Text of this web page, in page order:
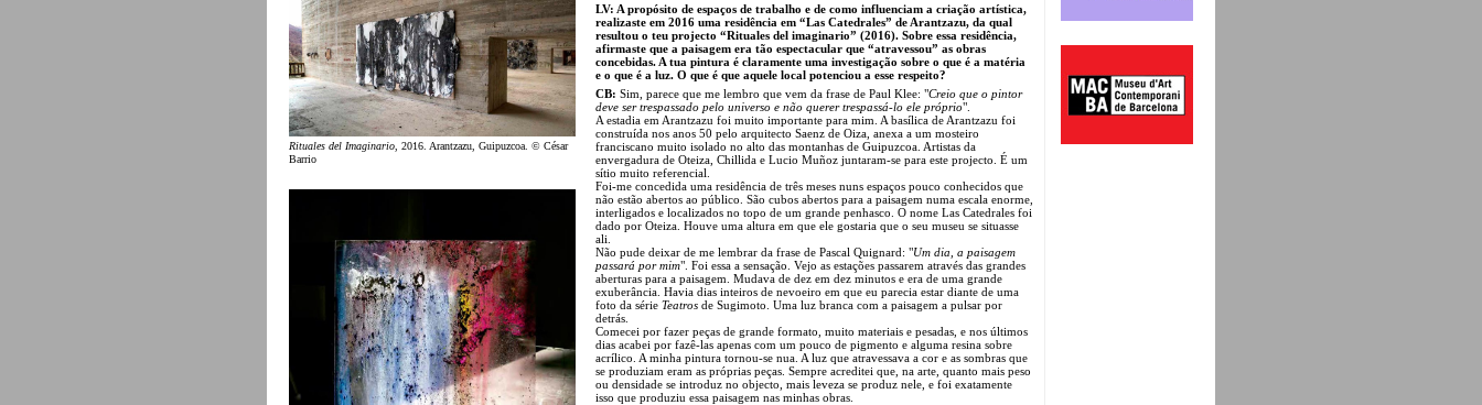
Rituales del Imaginario , 2016. Arantzazu, Guipuzcoa. © César
Barrio
LV: A propósito de espaços de trabalho e de como influenciam a criação artística,
realizaste em 2016 uma residência em “Las Catedrales” de Arantzazu, da qual
resultou o teu projecto “Rituales del imaginario” (2016). Sobre essa residência,
afirmaste que a paisagem era tão espectacular que “atravessou” as obras
concebidas. A tua pintura é claramente uma investigação sobre o que é a matéria
e o que é a luz. O que é que aquele local potenciou a esse respeito?
CB: Sim, parece que me lembro que vem da frase de Paul Klee: "Creio que o pintor
deve ser trespassado pelo universo e não querer trespassá-lo ele próprio".
A estadia em Arantzazu foi muito importante para mim. A basílica de Arantzazu foi
construída nos anos 50 pelo arquitecto Saenz de Oiza, anexa a um mosteiro
franciscano muito isolado no alto das montanhas de Guipuzcoa. Artistas da
envergadura de Oteiza, Chillida e Lucio Muñoz juntaram-se para este projecto. É um
sítio muito referencial.
Foi-me concedida uma residência de três meses nuns espaços pouco conhecidos que
não estão abertos ao público. São cubos abertos para a paisagem numa escala enorme,
interligados e localizados no topo de um grande penhasco. O nome Las Catedrales foi
dado por Oteiza. Houve uma altura em que ele gostaria que o seu museu se situasse
ali.
Não pude deixar de me lembrar da frase de Pascal Quignard: "Um dia, a paisagem
passará por mim". Foi essa a sensação. Vejo as estações passarem através das grandes
aberturas para a paisagem. Mudava de dez em dez minutos e era de uma grande
exuberância. Havia dias inteiros de nevoeiro em que eu parecia estar diante de uma
foto da série Teatros de Sugimoto. Uma luz branca com a paisagem a pulsar por
detrás.
Comecei por fazer peças de grande formato, muito materiais e pesadas, e nos últimos
dias acabei por fazê-las apenas com um pouco de pigmento e alguma resina sobre
acrílico. A minha pintura tornou-se nua. A luz que atravessava a cor e as sombras que
se produziam eram as próprias peças. Sempre acreditei que, na arte, quanto mais peso
ou densidade se introduz no objecto, mais leveza se produz nele, e foi exatamente
isso que produziu essa paisagem nas minhas obras.